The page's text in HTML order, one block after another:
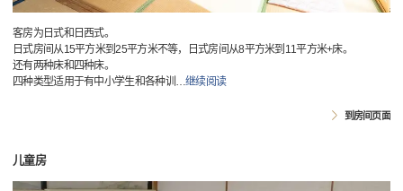
客房为日式和日西式。
日式房间从15平方米到25平方米不等，日式房间从8平方米到11平方米+床。
还有两种床和四种床。
四种类型适用于有中小学生和各种训 …继续阅读
到房间页面
儿童房